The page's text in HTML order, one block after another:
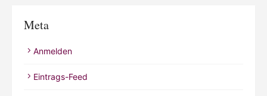
Meta
Anmelden
Eintrags-Feed